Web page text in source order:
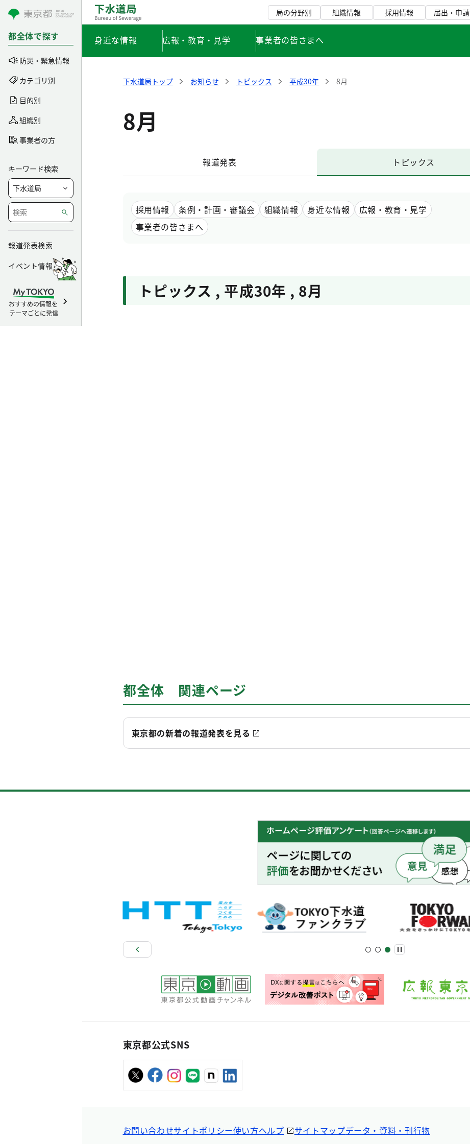
コンテンツにスキップ
都全体で探す
防災・緊急情報
カテゴリ別
目的別
組織別
事業者の方
キーワード検索
報道発表検索
イベント情報
おすすめの情報を
テーマごとに発信
局の分野別 組織情報 採用情報 届出・申請
身近な情報 広報・教育・見学 事業者の皆さまへ
下水道局トップ お知らせ トピックス 平成30年 8月
8月
報道発表 トピックス
採用情報 条例・計画・審議会 組織情報 身近な情報
広報・教育・見学
事業者の皆さまへ
トピックス , 平成30年 , 8月
都全体 関連ページ
東京都の新着の報道発表を見る
東京都公式SNS
お問い合わせサイトポリシー使い方ヘルプ サイトマップデータ・資料・刊行物